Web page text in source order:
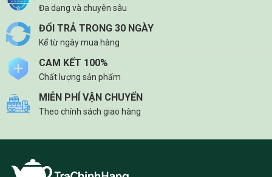
Đa dạng và chuyên sâu
ĐỔI TRẢ TRONG 30 NGÀY
Kể từ ngày mua hàng
CAM KẾT 100%
Chất lượng sản phẩm
MIỄN PHÍ VẬN CHUYỂN
Theo chính sách giao hàng